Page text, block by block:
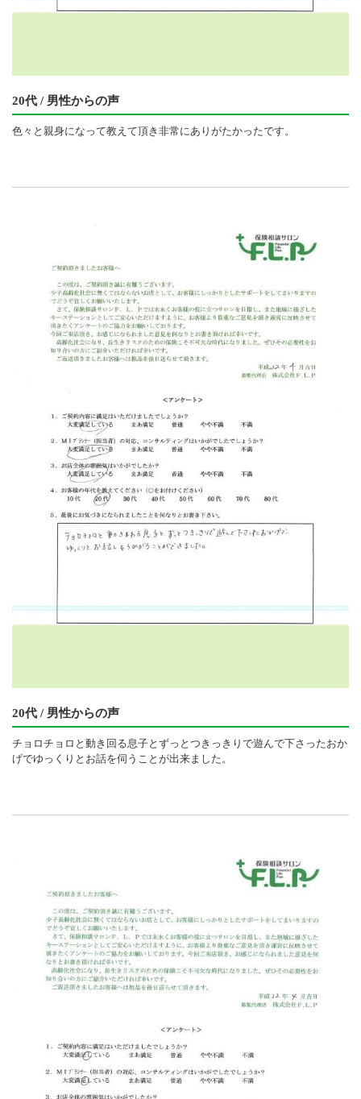
20代 / 男性からの声
色々と親身になって教えて頂き非常にありがたかったです。
20代 / 男性からの声
チョロチョロと動き回る息子とずっとつきっきりで遊んで下さったおか
げでゆっくりとお話を伺うことが出来ました。